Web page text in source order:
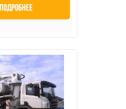
Подробнее